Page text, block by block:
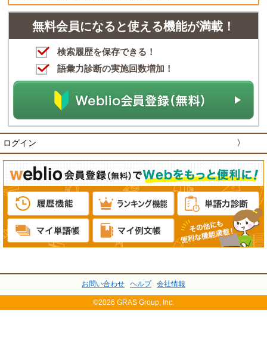
無料会員になると使える機能が満載！
検索履歴を保存できる！
語彙力診断の実施回数増加！
ログイン 〉
お問い合わせ ヘルプ 会社情報
©2026 GRAS Group, Inc.